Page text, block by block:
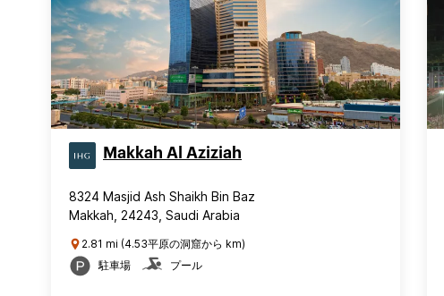
Makkah Al Aziziah
8324 Masjid Ash Shaikh Bin Baz
Makkah, 24243, Saudi Arabia
2.81 mi (4.53平原の洞窟から km)
駐車場
プール